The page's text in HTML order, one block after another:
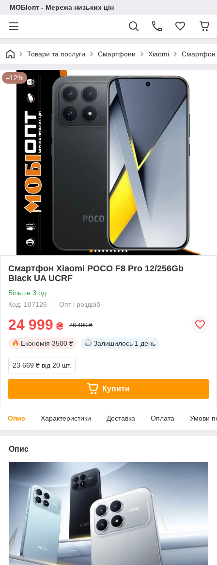
МОБІопт - Мережа низьких цін
Товари та послуги Смартфони Xiaomi Смартфон
–12%
Смартфон Xiaomi POCO F8 Pro 12/256Gb
Black UA UCRF
Більше 3 од.
Код: 107126
Опт і роздріб
24 999 ₴ 28 499 ₴
Економія 3500 ₴ Залишилось 1 день
23 669 ₴ від 20 шт.
Купити
Опис Характеристики Доставка Оплата Умови
Опис